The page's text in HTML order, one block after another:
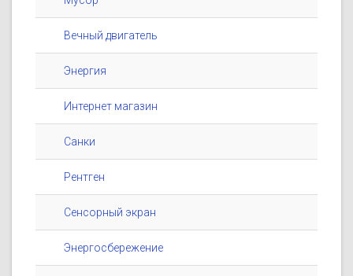
Вечный двигатель
Энергия
Интернет магазин
Санки
Рентген
Сенсорный экран
Энергосбережение